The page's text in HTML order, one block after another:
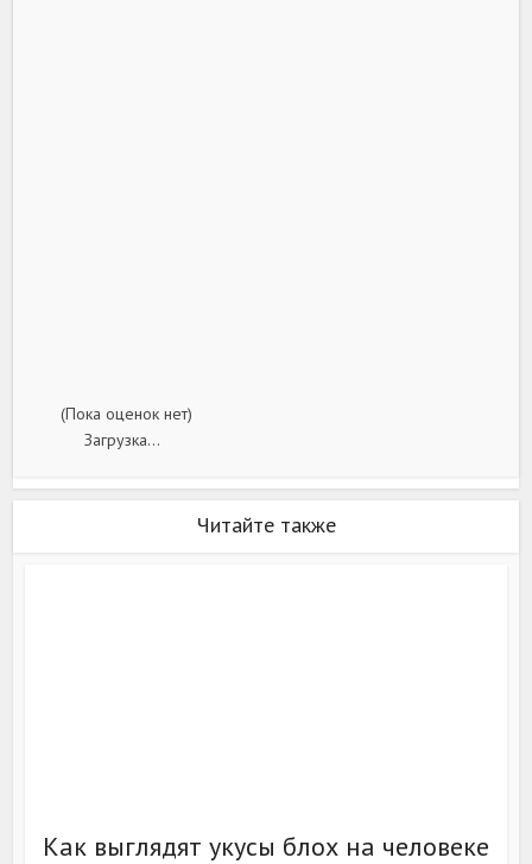
(Пока оценок нет)
Загрузка...
Читайте также
Как выглядят укусы блох на человеке